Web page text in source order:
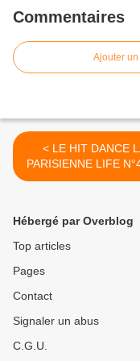
Commentaires
Ajouter
< LE HIT DANCE LA
PARISIENNE LIFE
20 DÉCEMBRE
Hébergé par Overblog
Top articles
Pages
Contact
Signaler un abus
C.G.U.